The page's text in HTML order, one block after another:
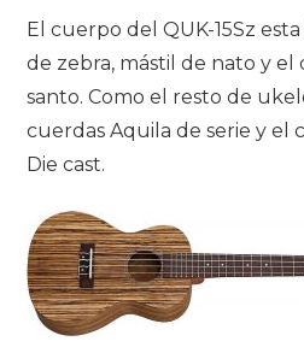
El cuerpo del QUK-15Sz
de zebra, mástil de nato y el
santo. Como el resto de
cuerdas Aquila de serie y el
Die cast.